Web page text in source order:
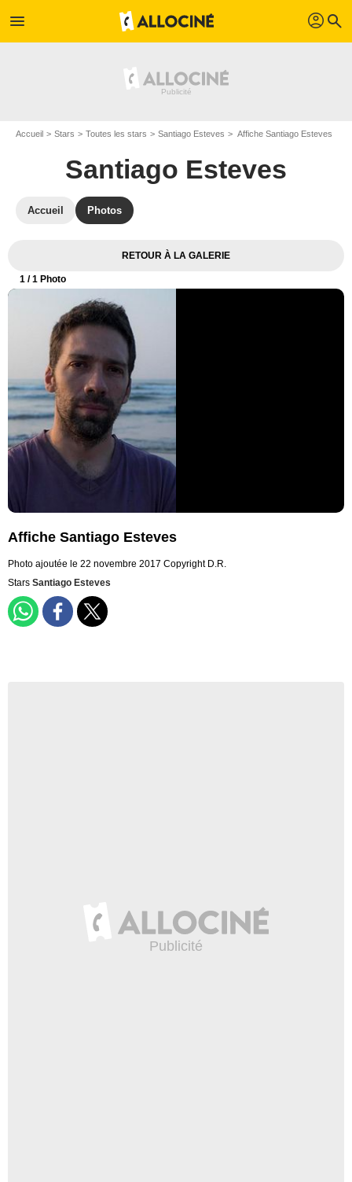
menu profil search
Accueil Stars Toutes les stars Santiago Esteves Affiche Santiago Esteves
Santiago Esteves
Accueil Photos
RETOUR À LA GALERIE
1 / 1 Photo
Affiche Santiago Esteves
Photo ajoutée le 22 novembre 2017 Copyright D.R.
Stars Santiago Esteves